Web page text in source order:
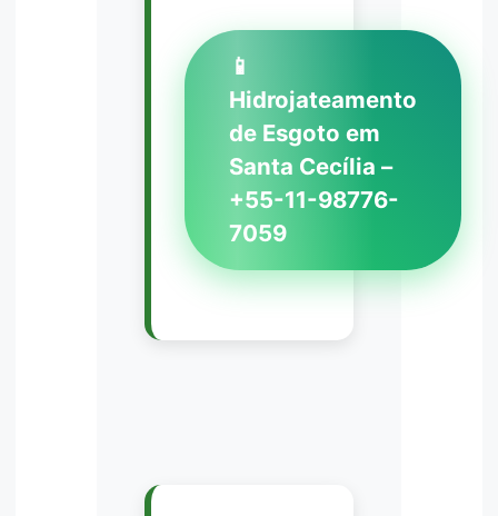
📱
Hidrojateamento
de Esgoto em
Santa Cecília –
+55-11-98776-
7059